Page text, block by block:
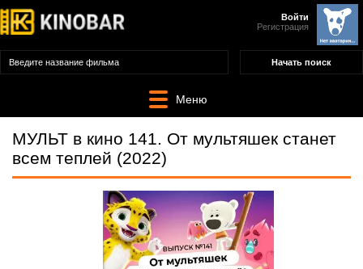
Войти
Регистрация
Меню
МУЛЬТ в кино 141. От мультяшек станет
всем теплей (2022)